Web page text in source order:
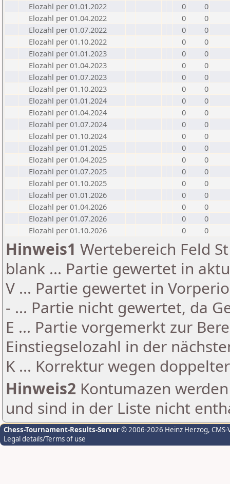
Elozahl per 01.01.2022
0
0
Elozahl per 01.04.2022
0
0
Elozahl per 01.07.2022
0
0
Elozahl per 01.10.2022
0
0
Elozahl per 01.01.2023
0
0
Elozahl per 01.04.2023
0
0
Elozahl per 01.07.2023
0
0
Elozahl per 01.10.2023
0
0
Elozahl per 01.01.2024
0
0
Elozahl per 01.04.2024
0
0
Elozahl per 01.07.2024
0
0
Elozahl per 01.10.2024
0
0
Elozahl per 01.01.2025
0
0
Elozahl per 01.04.2025
0
0
Elozahl per 01.07.2025
0
0
Elozahl per 01.10.2025
0
0
Elozahl per 01.01.2026
0
0
Elozahl per 01.04.2026
0
0
Elozahl per 01.07.2026
0
0
Elozahl per 01.10.2026
0 0
Hinweis1 Wertebereich Feld
blank ... Partie gewertet in
V ... Partie gewertet in
- ... Partie nicht gewertet, da
E ... Partie vorgemerkt zur
Einstiegselozahl in der
K ... Korrektur wegen
Hinweis2 Kontumazen
und sind in der Liste nicht
Chess-Tournament-Results-Server© 2006-2026 Heinz Herzog,
Legal details/Terms of use